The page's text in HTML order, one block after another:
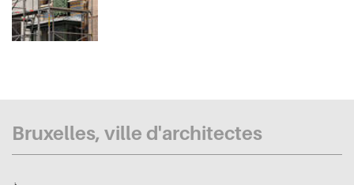
Bruxelles, ville d'architectes